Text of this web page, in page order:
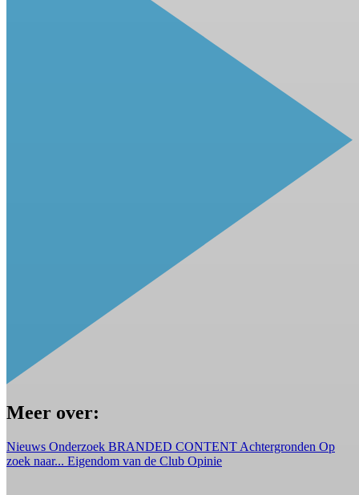
Meer over:
Nieuws Onderzoek BRANDED CONTENT Achtergronden Op
zoek naar... Eigendom van de Club Opinie